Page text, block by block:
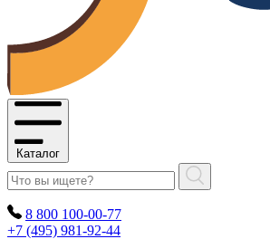
Каталог
8 800 100-00-77
+7 (495) 981-92-44